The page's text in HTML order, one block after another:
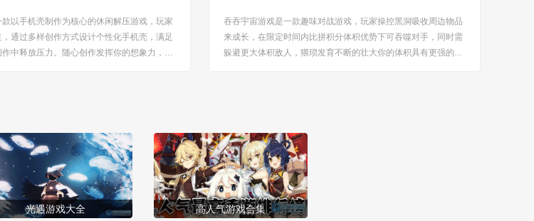
以手机壳制作为核心的休闲解压游戏，玩家
通过多样创作方式设计个性化手机壳，满足
中释放压力。随心创作发挥你的想象力，展
吞吞宇宙游戏是一款趣味对战游戏，玩家操控黑洞吸收周边物品
来成长，在限定时间内比拼积分体积优势下可吞噬对手，同时需
躲避更大体积敌人，猥琐发育不断的壮大你的体积具有更强的威
光遇游戏大全 高人气游戏合集